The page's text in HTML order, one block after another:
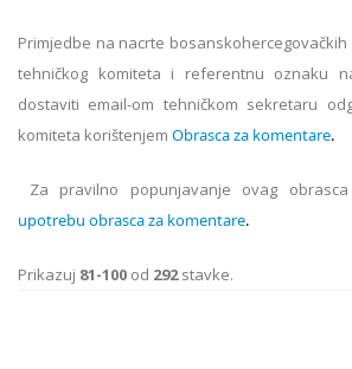
Primjedbe na nacrte
tehničkog komiteta i referentnu oznaku
dostaviti email-om tehničkom sekretaru
komiteta korištenjem Obrasca za komentare.
Za pravilno popunjavanje ovag obrasca
upotrebu obrasca za komentare.
Prikazuj 81-100 od 292stavke.